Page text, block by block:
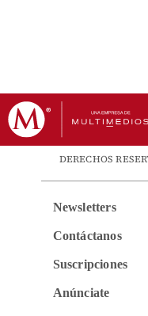
DERECHOS
Newsletters
Contáctanos
Suscripciones
Anúnciate